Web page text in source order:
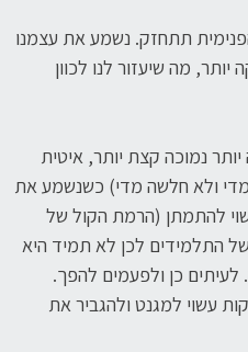
תתחזק. נשמע את עצמנו
מה שיעזור לנו לכוון
נמוכה קצת יותר, איטית
ולא חלשה מדי) כשנשמע את
להתמתן (הרמת הקול של
התלמידים לכן לא תמיד היא
כן ולפעמים להפך.
עשוי למגנט ולהגביר את